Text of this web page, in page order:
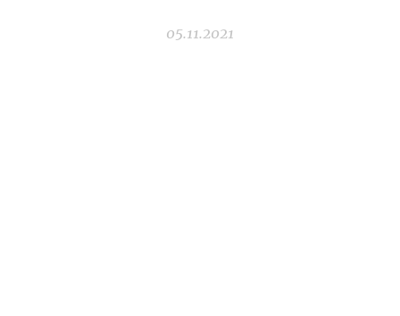
05.11.2021